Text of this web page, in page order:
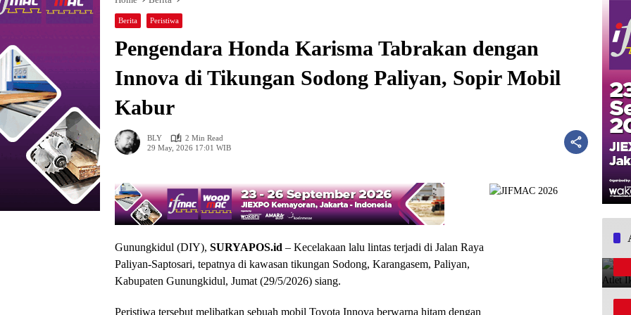
Berita Peristiwa
Pengendara Honda Karisma Tabrakan dengan
Innova di Tikungan Sodong Paliyan, Sopir Mobil
Kabur
BLY
2 Min Read
29 May, 2026 17:01 WIB
Gunungkidul (DIY), SURYAPOS.id – Kecelakaan lalu lintas terjadi di Jalan Raya
Paliyan-Saptosari, tepatnya di kawasan tikungan Sodong, Karangasem, Paliyan,
Kabupaten Gunungkidul, Jumat (29/5/2026) siang.
Peristiwa tersebut melibatkan sebuah mobil Toyota Innova berwarna hitam dengan